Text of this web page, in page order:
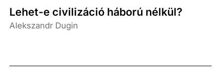
Lehet-e civilizáció háború nélkül?
Alekszandr Dugin